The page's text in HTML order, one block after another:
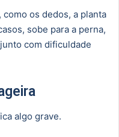
os dedos, a planta
sobe para a perna,
com dificuldade
algo grave.